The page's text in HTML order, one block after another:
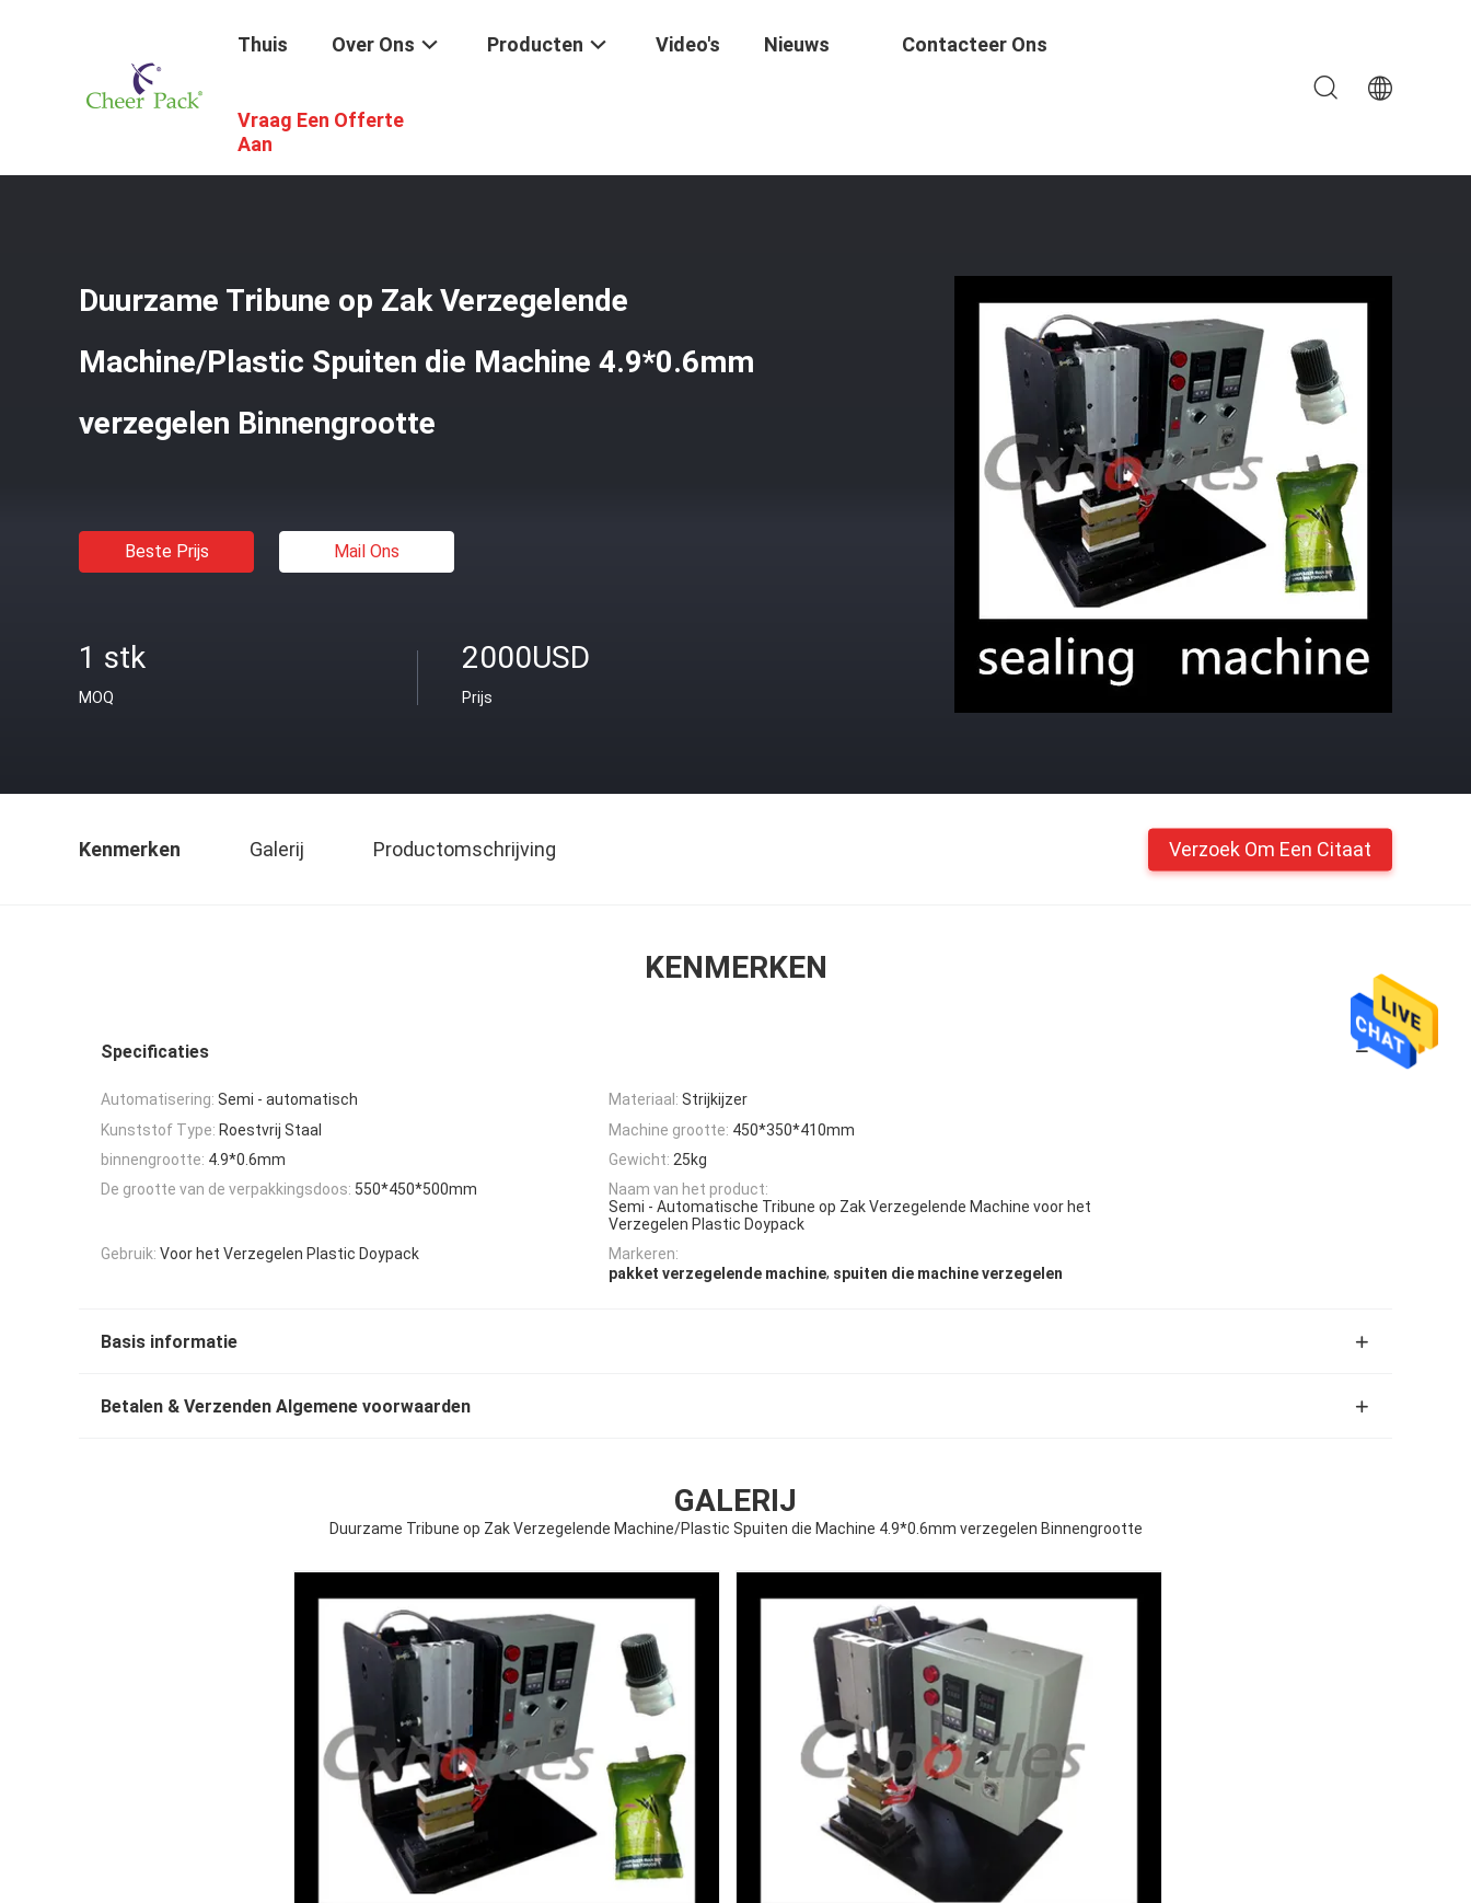
Thuis Over Ons Producten Video's Nieuws Contacteer Ons
Vraag Een Offerte
Aan
Tribune Op Zak Verzegelende Machine
Duurzame Tribune op Zak Verzegelende
Machine/Plastic Spuiten die Machine 4.9*0.6mm
verzegelen Binnengrootte
Beste Prijs Mail Ons
1 stk
MOQ
2000USD
Prijs
Kenmerken Galerij Productomschrijving Verzoek Om Een Citaat
KENMERKEN
Specificaties
Automatisering: Semi - automatisch Materiaal: Strijkijzer
Kunststof Type: Roestvrij Staal Machine grootte: 450*350*410mm
binnengrootte: 4.9*0.6mm Gewicht: 25kg
De grootte van de verpakkingsdoos: 550*450*500mm
Naam van het product:
Semi - Automatische Tribune op Zak Verzegelende Machine voor het
Verzegelen Plastic Doypack
Gebruik: Voor het Verzegelen Plastic Doypack
Markeren:
pakket verzegelende machine, spuiten die machine verzegelen
Basis informatie
Betalen & Verzenden Algemene voorwaarden
GALERIJ
Duurzame Tribune op Zak Verzegelende Machine/Plastic Spuiten die Machine 4.9*0.6mm verzegelen Binnengrootte